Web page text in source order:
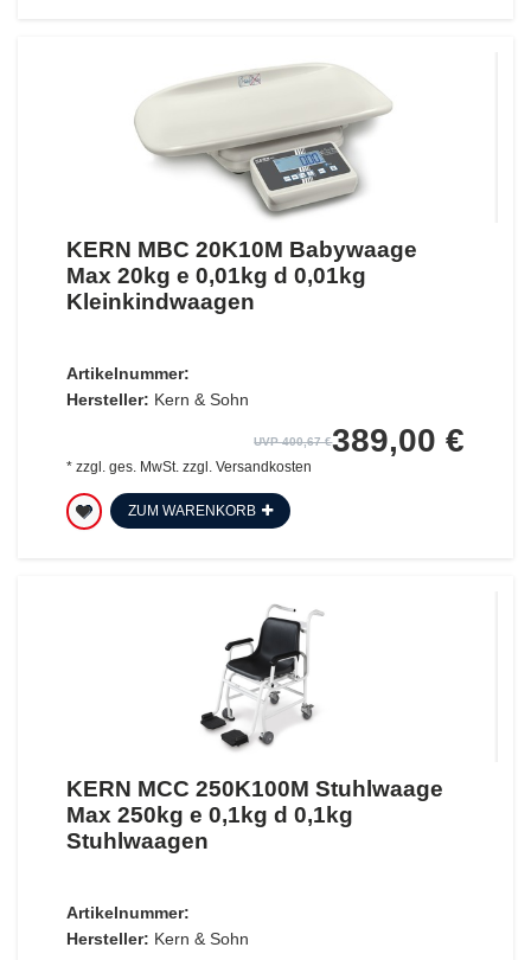
KERN MBC 20K10M Babywaage
Max 20kg e 0,01kg d 0,01kg
Kleinkindwaagen
Artikelnummer:
Hersteller: Kern & Sohn
UVP 400,67 €389,00 €
* zzgl. ges. MwSt. zzgl. Versandkosten
ZUM WARENKORB
KERN MCC 250K100M Stuhlwaage
Max 250kg e 0,1kg d 0,1kg
Stuhlwaagen
Artikelnummer:
Hersteller: Kern & Sohn